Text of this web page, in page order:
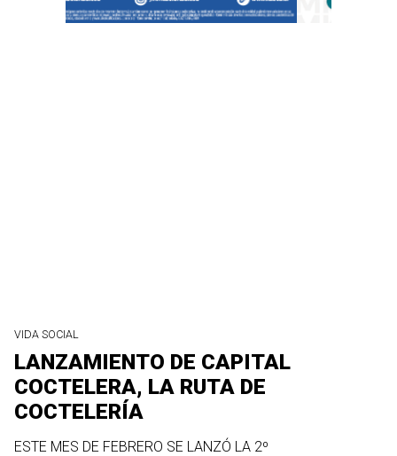
VIDA SOCIAL
LANZAMIENTO DE CAPITAL
COCTELERA, LA RUTA DE
COCTELERÍA
ESTE MES DE FEBRERO SE LANZÓ LA 2º